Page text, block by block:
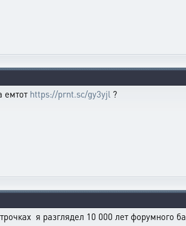
емтот https://prnt.sc/gy3yjl ?
я разглядел 10 000 лет форумного